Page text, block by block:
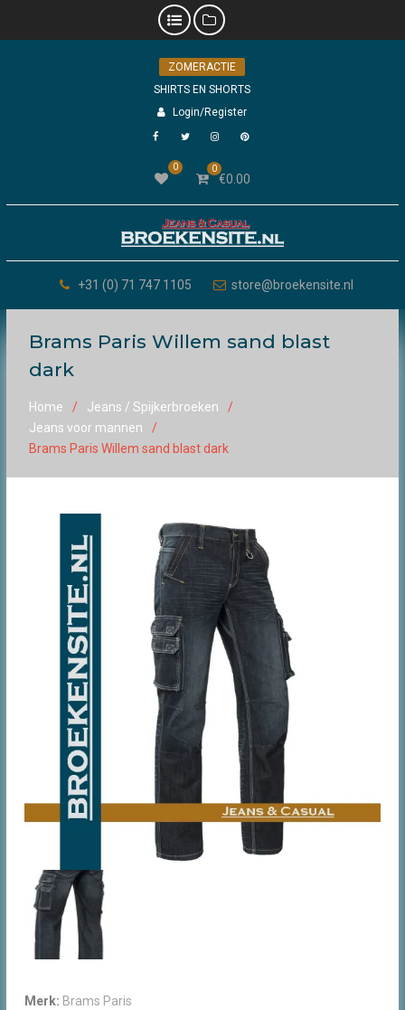
ZOMERACTIE
SHIRTS EN SHORTS
Login/Register
0 0
€0.00
+31 (0) 71 747 1105 store@broekensite.nl
Brams Paris Willem sand blast
dark
Home
Jeans / Spijkerbroeken
Jeans voor mannen
Brams Paris Willem sand blast dark
Merk: Brams Paris